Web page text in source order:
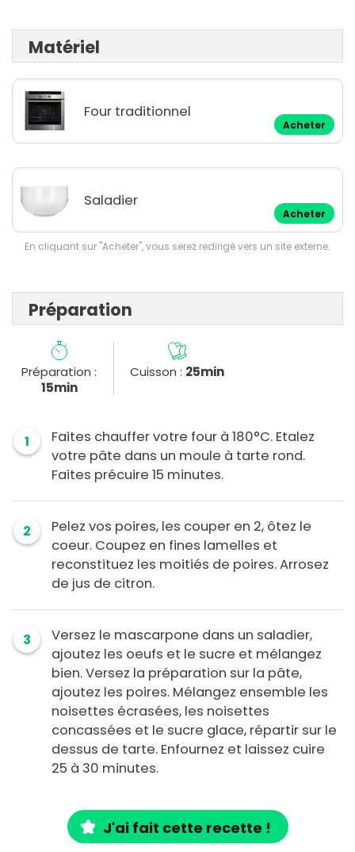
Matériel
Four traditionnel
Acheter
Saladier
Acheter
En cliquant sur "Acheter", vous serez redirigé vers un site externe.
Préparation
Préparation :
15min
Cuisson : 25min
1
Faites chauffer votre four à 180°C. Etalez
votre pâte dans un moule à tarte rond.
Faites précuire 15 minutes.
2
Pelez vos poires, les couper en 2, ôtez le
coeur. Coupez en fines lamelles et
reconstituez les moitiés de poires. Arrosez
de jus de citron.
3
Versez le mascarpone dans un saladier,
ajoutez les oeufs et le sucre et mélangez
bien. Versez la préparation sur la pâte,
ajoutez les poires. Mélangez ensemble les
noisettes écrasées, les noisettes
concassées et le sucre glace, répartir sur le
dessus de tarte. Enfournez et laissez cuire
25 à 30 minutes.
J'ai fait cette recette !